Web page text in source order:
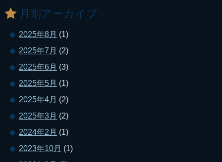
月別アーカイブ
2025年8月 (1)
2025年7月 (2)
2025年6月 (3)
2025年5月 (1)
2025年4月 (2)
2025年3月 (2)
2024年2月 (1)
2023年10月 (1)